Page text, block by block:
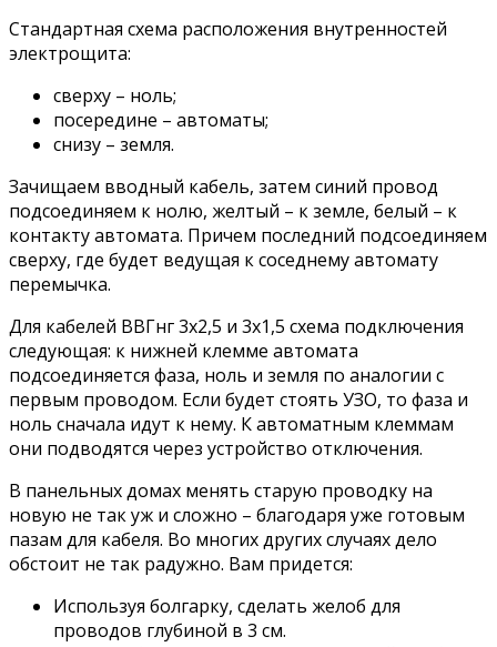
Стандартная схема расположения внутренностей
электрощита:
сверху – ноль;
посередине – автоматы;
снизу – земля.
Зачищаем вводный кабель, затем синий провод
подсоединяем к нолю, желтый – к земле, белый – к
контакту автомата. Причем последний подсоединяем
сверху, где будет ведущая к соседнему автомату
перемычка.
Для кабелей ВВГнг 3х2,5 и 3х1,5 схема подключения
следующая: к нижней клемме автомата
подсоединяется фаза, ноль и земля по аналогии с
первым проводом. Если будет стоять УЗО, то фаза и
ноль сначала идут к нему. К автоматным клеммам
они подводятся через устройство отключения.
В панельных домах менять старую проводку на
новую не так уж и сложно – благодаря уже готовым
пазам для кабеля. Во многих других случаях дело
обстоит не так радужно. Вам придется:
Используя болгарку, сделать желоб для
проводов глубиной в 3 см.